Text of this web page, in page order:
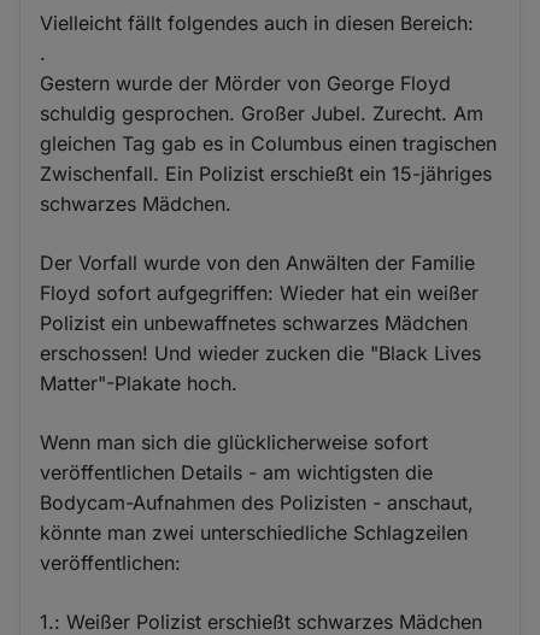
Vielleicht fällt folgendes auch in diesen Bereich:
.
Gestern wurde der Mörder von George Floyd
schuldig gesprochen. Großer Jubel. Zurecht. Am
gleichen Tag gab es in Columbus einen tragischen
Zwischenfall. Ein Polizist erschießt ein 15-jähriges
schwarzes Mädchen.
Der Vorfall wurde von den Anwälten der Familie
Floyd sofort aufgegriffen: Wieder hat ein weißer
Polizist ein unbewaffnetes schwarzes Mädchen
erschossen! Und wieder zucken die "Black Lives
Matter"-Plakate hoch.
Wenn man sich die glücklicherweise sofort
veröffentlichen Details - am wichtigsten die
Bodycam-Aufnahmen des Polizisten - anschaut,
könnte man zwei unterschiedliche Schlagzeilen
veröffentlichen:
1.: Weißer Polizist erschießt schwarzes Mädchen